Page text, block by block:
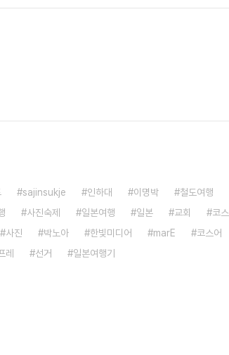
질이더라도 무조건..
sajinsukje 인하대 이명박
철도여행
사진숙제 일본여행 일본 교회
코스
사진 박노아 한빛미디어 marE
코스어
레 선거 일본여행기